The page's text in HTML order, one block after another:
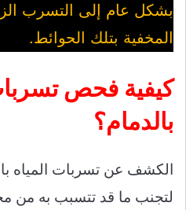
بشكل عام إلى التسرب
المخفية بتلك الحوائط.
كيفية فحص
بالدمام؟
الكشف عن تسربات المياه
لتجنب ما قد تتسبب به من